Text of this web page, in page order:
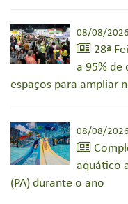
08/08/2026
28ª
a 95% de
espaços para ampliar
08/08/2026
aquático
(PA) durante o ano